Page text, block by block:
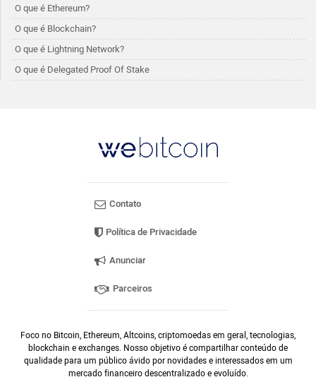
O que é Ethereum?
O que é Blockchain?
O que é Lightning Network?
O que é Delegated Proof Of Stake
Contato
Política de Privacidade
Anunciar
Parceiros
Foco no Bitcoin, Ethereum, Altcoins, criptomoedas em geral, tecnologias,
blockchain e exchanges. Nosso objetivo é compartilhar conteúdo de
qualidade para um público ávido por novidades e interessados em um
mercado financeiro descentralizado e evoluído.